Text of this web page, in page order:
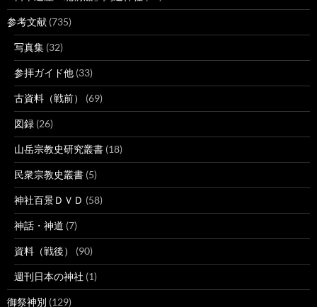
参考文献 (735)
写真集 (32)
参拝ガイド他 (33)
古資料（戦前） (69)
図録 (26)
山岳宗教史研究叢書 (18)
民衆宗教史叢書 (5)
神社百景ＤＶＤ (58)
神話・神道 (7)
資料（戦後） (90)
週刊日本の神社 (1)
御祭神別 (129)